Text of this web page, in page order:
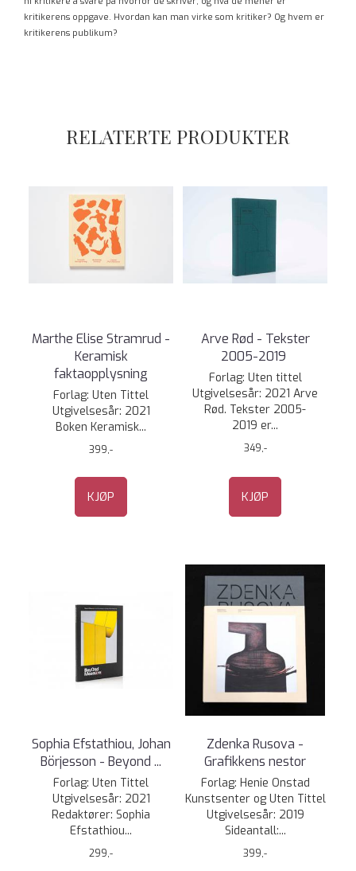
kritikerens oppgave. Hvordan kan man virke som kritiker? Og hvem er
kritikerens publikum?
RELATERTE PRODUKTER
Marthe Elise Stramrud -
Keramisk
faktaopplysning
Forlag: Uten Tittel
Utgivelsesår: 2021
Boken Keramisk...
399,-
KJØP
Arve Rød - Tekster
2005-2019
Forlag: Uten tittel
Utgivelsesår: 2021 Arve
Rød. Tekster 2005-
2019 er...
349,-
KJØP
Sophia Efstathiou, Johan
Börjesson - Beyond ...
Forlag: Uten Tittel
Utgivelsesår: 2021
Redaktører: Sophia
Efstathiou...
299,-
Zdenka Rusova -
Grafikkens nestor
Forlag: Henie Onstad
Kunstsenter og Uten Tittel
Utgivelsesår: 2019
Sideantall:...
399,-